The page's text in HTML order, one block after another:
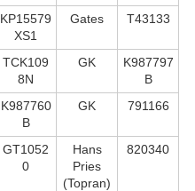
KP15579
XS1
Gates T43133
TCK109
8N
GK
K987797
B
K987760
B
GK 791166
GT1052
0
Hans
Pries
(Topran)
820340